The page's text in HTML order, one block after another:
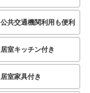
公共交通機関利用も便利
居室キッチン付き
居室家具付き